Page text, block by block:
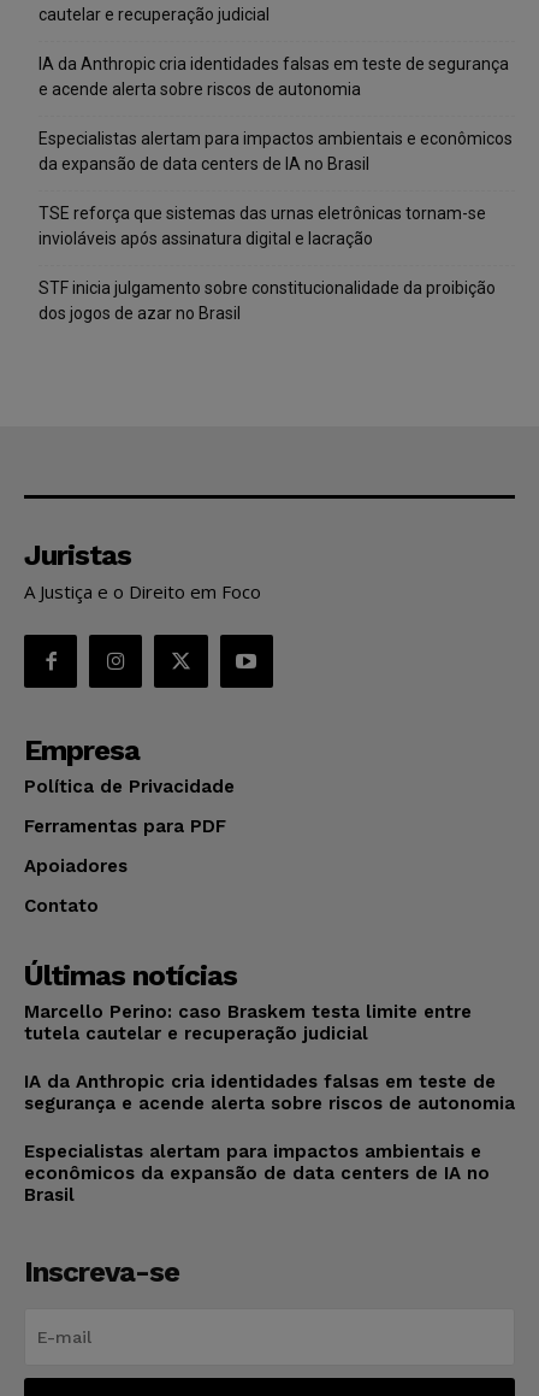
cautelar e recuperação judicial
IA da Anthropic cria identidades falsas em teste de segurança
e acende alerta sobre riscos de autonomia
Especialistas alertam para impactos ambientais e econômicos
da expansão de data centers de IA no Brasil
TSE reforça que sistemas das urnas eletrônicas tornam-se
invioláveis após assinatura digital e lacração
STF inicia julgamento sobre constitucionalidade da proibição
dos jogos de azar no Brasil
Juristas
A Justiça e o Direito em Foco
Empresa
Política de Privacidade
Ferramentas para PDF
Apoiadores
Contato
Últimas notícias
Marcello Perino: caso Braskem testa limite entre
tutela cautelar e recuperação judicial
IA da Anthropic cria identidades falsas em teste de
segurança e acende alerta sobre riscos de autonomia
Especialistas alertam para impactos ambientais e
econômicos da expansão de data centers de IA no
Brasil
Inscreva-se